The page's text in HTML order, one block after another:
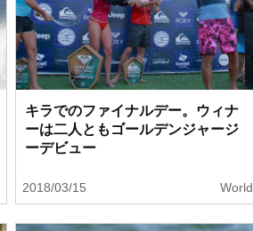
キラでのファイナルデー。ウィナ
ーは二人ともゴールデンジャージ
ーデビュー
2018/03/15 World